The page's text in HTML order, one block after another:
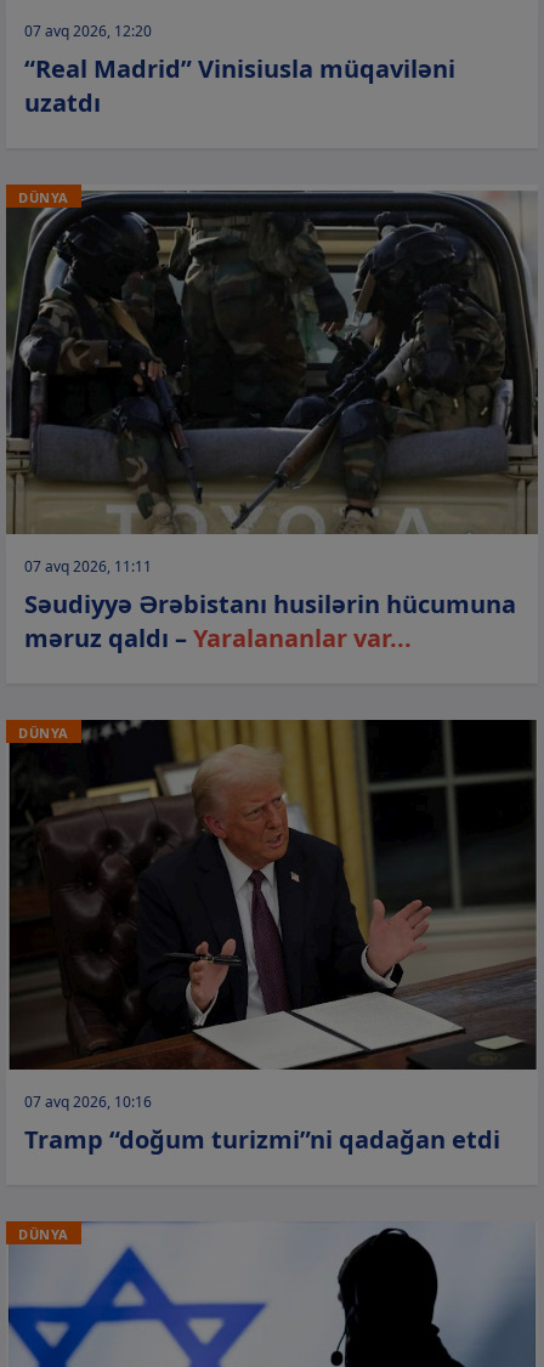
07 avq 2026, 12:20
“Real Madrid” Vinisiusla müqaviləni
uzatdı
DÜNYA
07 avq 2026, 11:11
Səudiyyə Ərəbistanı husilərin hücumuna
məruz qaldı –Yaralananlar var...
DÜNYA
07 avq 2026, 10:16
Tramp “doğum turizmi”ni qadağan etdi
DÜNYA